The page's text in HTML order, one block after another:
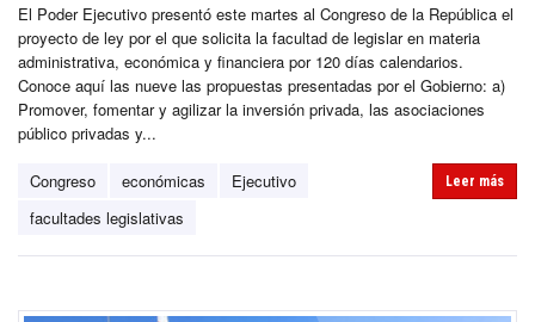
El Poder Ejecutivo presentó este martes al Congreso de la República el
proyecto de ley por el que solicita la facultad de legislar en materia
administrativa, económica y financiera por 120 días calendarios.
Conoce aquí las nueve las propuestas presentadas por el Gobierno: a)
Promover, fomentar y agilizar la inversión privada, las asociaciones
público privadas y...
Congreso económicas
Ejecutivo
facultades legislativas
Leer más